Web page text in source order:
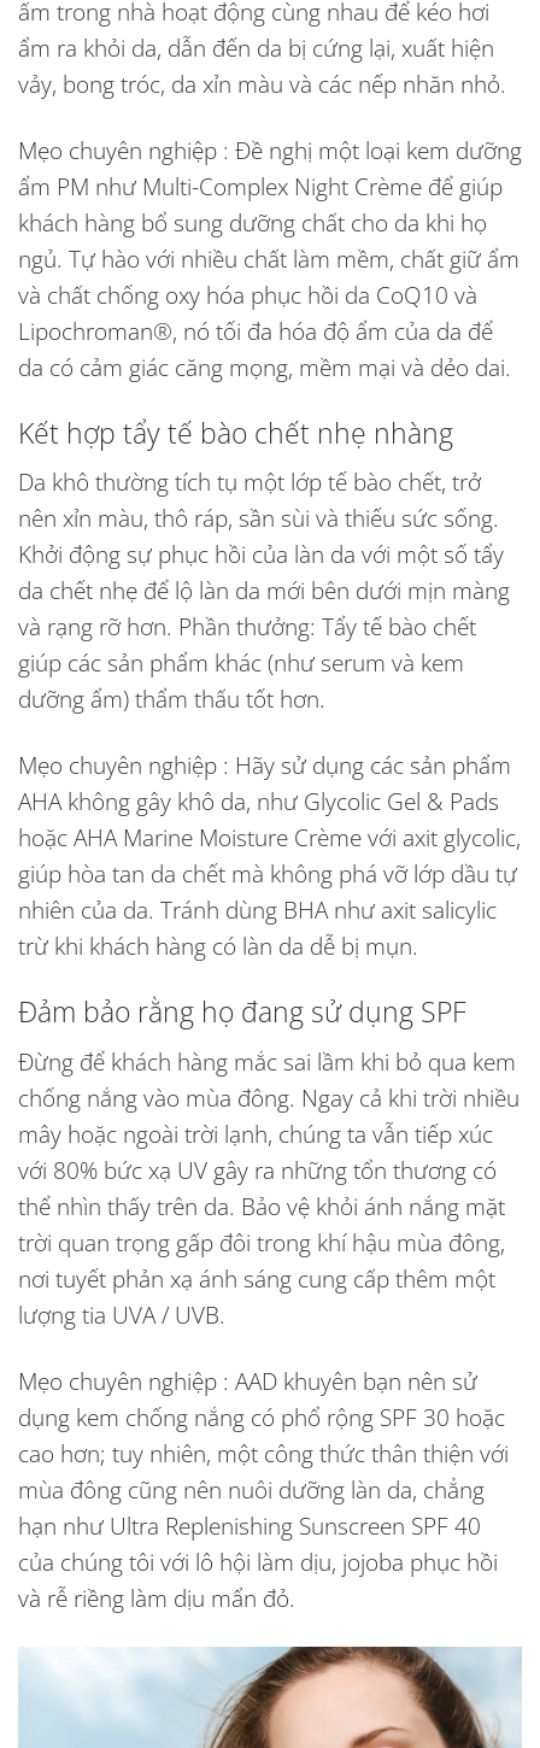
ấm trong nhà hoạt động cùng nhau để kéo hơi
ẩm ra khỏi da, dẫn đến da bị cứng lại, xuất hiện
vảy, bong tróc, da xỉn màu và các nếp nhăn nhỏ.
Mẹo chuyên nghiệp : Đề nghị một loại kem dưỡng
ẩm PM như Multi-Complex Night Crème để giúp
khách hàng bổ sung dưỡng chất cho da khi họ
ngủ. Tự hào với nhiều chất làm mềm, chất giữ ẩm
và chất chống oxy hóa phục hồi da CoQ10 và
Lipochroman®, nó tối đa hóa độ ẩm của da để
da có cảm giác căng mọng, mềm mại và dẻo dai.
Kết hợp tẩy tế bào chết nhẹ nhàng
Da khô thường tích tụ một lớp tế bào chết, trở
nên xỉn màu, thô ráp, sần sùi và thiếu sức sống.
Khởi động sự phục hồi của làn da với một số tẩy
da chết nhẹ để lộ làn da mới bên dưới mịn màng
và rạng rỡ hơn. Phần thưởng: Tẩy tế bào chết
giúp các sản phẩm khác (như serum và kem
dưỡng ẩm) thẩm thấu tốt hơn.
Mẹo chuyên nghiệp : Hãy sử dụng các sản phẩm
AHA không gây khô da, như Glycolic Gel & Pads
hoặc AHA Marine Moisture Crème với axit glycolic,
giúp hòa tan da chết mà không phá vỡ lớp dầu tự
nhiên của da. Tránh dùng BHA như axit salicylic
trừ khi khách hàng có làn da dễ bị mụn.
Đảm bảo rằng họ đang sử dụng SPF
Đừng để khách hàng mắc sai lầm khi bỏ qua kem
chống nắng vào mùa đông. Ngay cả khi trời nhiều
mây hoặc ngoài trời lạnh, chúng ta vẫn tiếp xúc
với 80% bức xạ UV gây ra những tổn thương có
thể nhìn thấy trên da. Bảo vệ khỏi ánh nắng mặt
trời quan trọng gấp đôi trong khí hậu mùa đông,
nơi tuyết phản xạ ánh sáng cung cấp thêm một
lượng tia UVA / UVB.
Mẹo chuyên nghiệp : AAD khuyên bạn nên sử
dụng kem chống nắng có phổ rộng SPF 30 hoặc
cao hơn; tuy nhiên, một công thức thân thiện với
mùa đông cũng nên nuôi dưỡng làn da, chẳng
hạn như Ultra Replenishing Sunscreen SPF 40
của chúng tôi với lô hội làm dịu, jojoba phục hồi
và rễ riềng làm dịu mẩn đỏ.